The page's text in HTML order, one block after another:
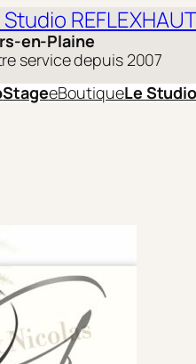
REFLEXHAUT
en-Plaine
service depuis 2007
StageeBoutiqueLe Studio